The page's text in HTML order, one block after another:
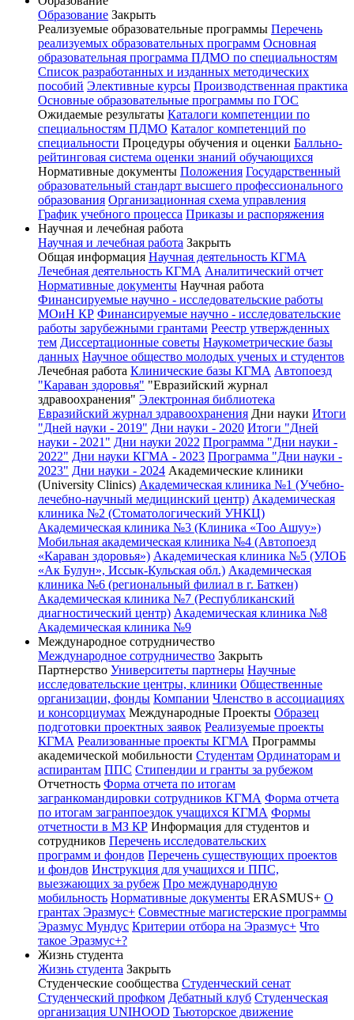
Образование Закрыть
Реализуемые образовательные программы Перечень
реализуемых образовательных программ Основная
образовательная программа ПДМО по специальностям
Список разработанных и изданных методических
пособий Элективные курсы Производственная практика
Основные образовательные программы по ГОС
Ожидаемые результаты Каталоги компетенции по
специальностям ПДМО Каталог компетенций по
специальности Процедуры обучения и оценки Балльно-
рейтинговая система оценки знаний обучающихся
Нормативные документы Положения Государственный
образовательный стандарт высшего профессионального
образования Организационная схема управления
График учебного процесса Приказы и распоряжения
Научная и лечебная работа
Научная и лечебная работа Закрыть
Общая информация Научная деятельность КГМА
Лечебная деятельность КГМА Аналитический отчет
Нормативные документы Научная работа
Финансируемые научно - исследовательские работы
МОиН КР Финансируемые научно - исследовательские
работы зарубежными грантами Реестр утвержденных
тем Диссертационные советы Наукометрические базы
данных Научное общество молодых ученых и студентов
Лечебная работа Клинические базы КГМА Автопоезд
"Караван здоровья" "Евразийский журнал
здравоохранения" Электронная библиотека
Евразийский журнал здравоохранения Дни науки Итоги
"Дней науки - 2019" Дни науки - 2020 Итоги "Дней
науки - 2021" Дни науки 2022 Программа "Дни науки -
2022" Дни науки КГМА - 2023 Программа "Дни науки -
2023" Дни науки - 2024 Академические клиники
(University Clinics) Академическая клиника №1 (Учебно-
лечебно-научный медицинский центр) Академическая
клиника №2 (Стоматологический УНКЦ)
Академическая клиника №3 (Клиника «Тоо Ашуу»)
Мобильная академическая клиника №4 (Автопоезд
«Караван здоровья») Академическая клиника №5 (УЛОБ
«Ак Булун», Иссык-Кульская обл.) Академическая
клиника №6 (региональный филиал в г. Баткен)
Академическая клиника №7 (Республиканский
диагностический центр) Академическая клиника №8
Академическая клиника №9
Международное сотрудничество
Международное сотрудничество Закрыть
Партнерство Университеты партнеры Научные
исследовательские центры, клиники Общественные
организации, фонды Компании Членство в ассоциациях
и консорциумах Международные Проекты Образец
подготовки проектных заявок Реализуемые проекты
КГМА Реализованные проекты КГМА Программы
академической мобильности Студентам Ординаторам и
аспирантам ППС Стипендии и гранты за рубежом
Отчетность Форма отчета по итогам
загранкомандировки сотрудников КГМА Форма отчета
по итогам загранпоездок учащихся КГМА Формы
отчетности в МЗ КР Информация для студентов и
сотрудников Перечень исследовательских
программ и фондов Перечень существующих проектов
и фондов Инструкция для учащихся и ППС,
выезжающих за рубеж Про международную
мобильность Нормативные документы ERASMUS+ О
грантах Эразмус+ Совместные магистерские программы
Эразмус Мундус Критерии отбора на Эразмус+ Что
такое Эразмус+?
Жизнь студента
Жизнь студента Закрыть
Студенческие сообщества Студенческий сенат
Студенческий профком Дебатный клуб Студенческая
организация UNIHOOD Тьюторское движение